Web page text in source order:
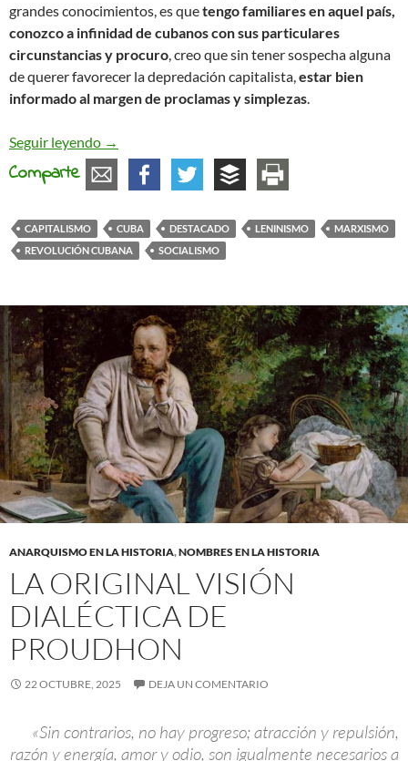
grandes conocimientos, es quetengo familiares en aquel país,
conozco a infinidad de cubanos con sus particulares
circunstancias y procuro, creo que sin tener sospecha alguna
de querer favorecer la depredación capitalista,estar bien
informado al margen de proclamas y simplezas.
Seguir leyendo Cuba abre sus puertas (al capitalismo)
→
Comparte
CAPITALISMO CUBA DESTACADO LENINISMO
MARXISMO
REVOLUCIÓN CUBANA
SOCIALISMO
ANARQUISMO EN LA HISTORIA,NOMBRES EN LA HISTORIA
LA ORIGINAL VISIÓN
DIALÉCTICA DE
PROUDHON
22 OCTUBRE, 2025 DEJA UN COMENTARIO
«Sin contrarios, no hay progreso; atracción y repulsión,
razón y energía, amor y odio, son igualmente necesarios a